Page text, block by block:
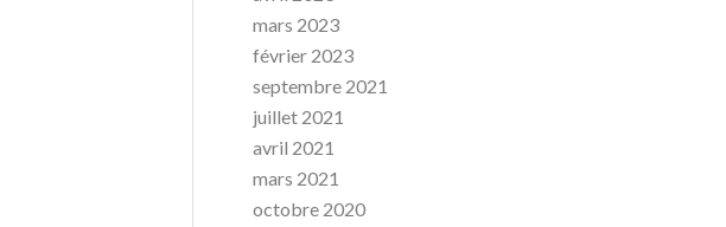
mars 2023
février 2023
septembre 2021
juillet 2021
avril 2021
mars 2021
octobre 2020